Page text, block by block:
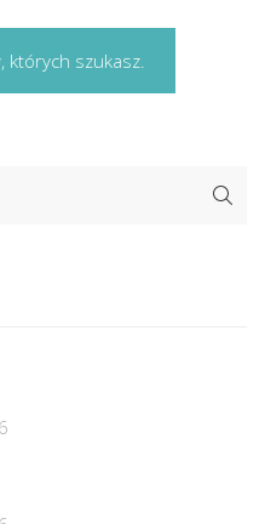
których szukasz.